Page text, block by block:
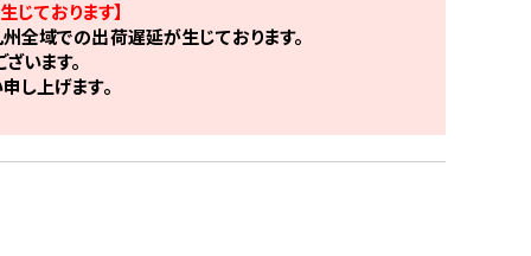
ております】
全域での出荷遅延が生じております。
います。
し上げます。